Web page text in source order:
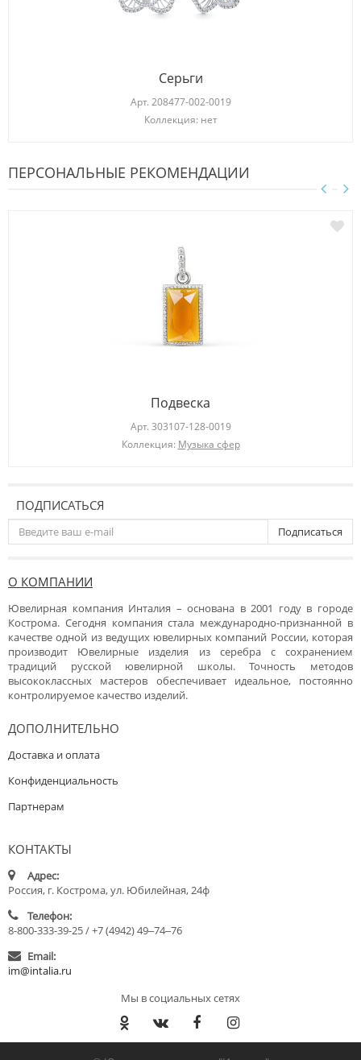
Серьги
Арт. 208477-002-0019
Коллекция: нет
ПЕРСОНАЛЬНЫЕ РЕКОМЕНДАЦИИ
Подвеска
Арт. 303107-128-0019
Коллекция: Музыка сфер
ПОДПИСАТЬСЯ
Подписаться
О КОМПАНИИ
Ювелирная компания Инталия – основана в 2001 году в городе
Кострома. Сегодня компания стала международно-признанной в
качестве одной из ведущих ювелирных компаний России, которая
производит Ювелирные изделия из серебра с сохранением
традиций русской ювелирной школы. Точность методов
высококлассных мастеров обеспечивает идеальное, постоянно
контролируемое качество изделий.
ДОПОЛНИТЕЛЬНО
Доставка и оплата
Конфиденциальность
Партнерам
КОНТАКТЫ
Адрес:
Россия, г. Кострома, ул. Юбилейная, 24ф
Телефон:
8-800-333-39-25 / +7 (4942) 49‒74‒76
Email:
im@intalia.ru
Мы в социальных сетях